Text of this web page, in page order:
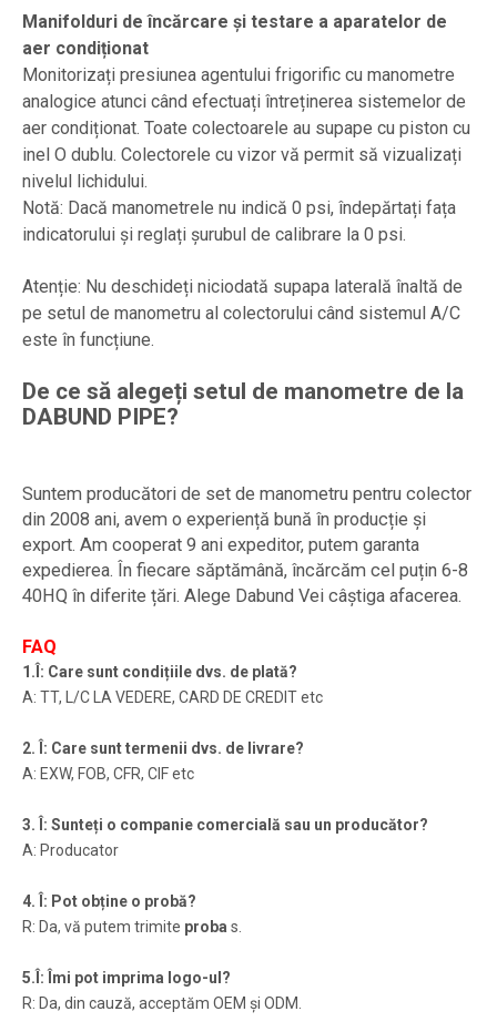
Manifolduri de încărcare și testare a aparatelor de
aer condiționat
Monitorizați presiunea agentului frigorific cu manometre
analogice atunci când efectuați întreținerea sistemelor de
aer condiționat. Toate colectoarele au supape cu piston cu
inel O dublu. Colectorele cu vizor vă permit să vizualizați
nivelul lichidului.
Notă: Dacă manometrele nu indică 0 psi, îndepărtați fața
indicatorului și reglați șurubul de calibrare la 0 psi.
Atenție: Nu deschideți niciodată supapa laterală înaltă de
pe setul de manometru al colectorului când sistemul A/C
este în funcțiune.
De ce să alegeți setul de manometre de la
DABUND PIPE?
Suntem producători de set de manometru pentru colector
din 2008 ani, avem o experiență bună în producție și
export. Am cooperat 9 ani expeditor, putem garanta
expedierea. În fiecare săptămână, încărcăm cel puțin 6-8
40HQ în diferite țări. Alege Dabund Vei câștiga afacerea.
FAQ
1.Î: Care sunt condițiile dvs. de plată?
A: TT, L/C LA VEDERE, CARD DE CREDIT etc
2. Î: Care sunt termenii dvs. de livrare?
A: EXW, FOB, CFR, CIF etc
3. Î: Sunteți o companie comercială sau un producător?
A: Producator
4. Î: Pot obține o probă?
R: Da, vă putem trimite proba s.
5.Î: Îmi pot imprima logo-ul?
R: Da, din cauză, acceptăm OEM și ODM.